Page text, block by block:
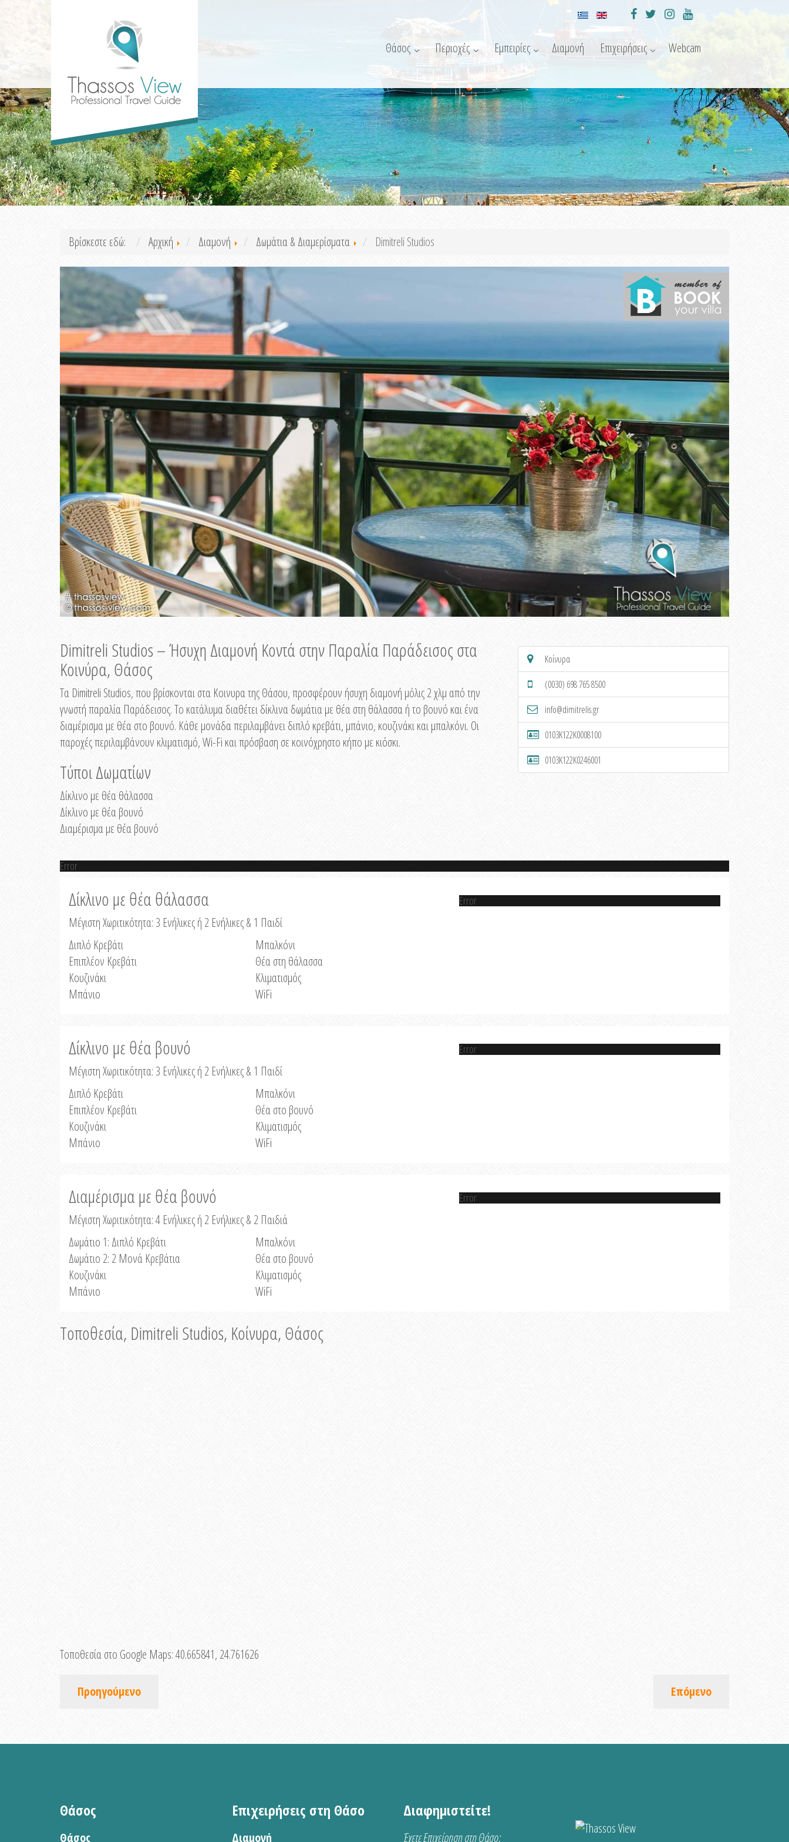
Θάσος Περιοχές Εμπειρίες Διαμονή Επιχειρήσεις Webcam
Βρίσκεστε εδώ: Αρχική Διαμονή Δωμάτια & Διαμερίσματα Dimitreli Studios
Dimitreli Studios – Ήσυχη Διαμονή Κοντά στην Παραλία Παράδεισος στα
Κοινύρα, Θάσος
Τα Dimitreli Studios, που βρίσκονται στα Κοινυρα της Θάσου, προσφέρουν ήσυχη διαμονή μόλις 2 χλμ από την
γνωστή παραλία Παράδεισος. Το κατάλυμα διαθέτει δίκλινα δωμάτια με θέα στη θάλασσα ή το βουνό και ένα
διαμέρισμα με θέα στο βουνό. Κάθε μονάδα περιλαμβάνει διπλό κρεβάτι, μπάνιο, κουζινάκι και μπαλκόνι. Οι
παροχές περιλαμβάνουν κλιματισμό, Wi-Fi και πρόσβαση σε κοινόχρηστο κήπο με κιόσκι.
Τύποι Δωματίων
Δίκλινο με θέα θάλασσα
Δίκλινο με θέα βουνό
Διαμέρισμα με θέα βουνό
Κοίνυρα
(0030) 698 765 8500
info@dimitrelis.gr
0103K122K0008100
0103K122K0246001
Error
Δίκλινο με θέα θάλασσα
Μέγιστη Χωριτικότητα: 3 Ενήλικες ή 2 Ενήλικες & 1 Παιδί
Διπλό Κρεβάτι
Επιπλέον Κρεβάτι
Κουζινάκι
Μπάνιο
Μπαλκόνι
Θέα στη θάλασσα
Κλιματισμός
WiFi
Error
Δίκλινο με θέα βουνό
Μέγιστη Χωριτικότητα: 3 Ενήλικες ή 2 Ενήλικες & 1 Παιδί
Διπλό Κρεβάτι
Επιπλέον Κρεβάτι
Κουζινάκι
Μπάνιο
Μπαλκόνι
Θέα στο βουνό
Κλιματισμός
WiFi
Error
Διαμέρισμα με θέα βουνό
Μέγιστη Χωριτικότητα: 4 Ενήλικες ή 2 Ενήλικες & 2 Παιδιά
Δωμάτιο 1: Διπλό Κρεβάτι
Δωμάτιο 2: 2 Μονά Κρεβάτια
Κουζινάκι
Μπάνιο
Μπαλκόνι
Θέα στο βουνό
Κλιματισμός
WiFi
Error
Τοποθεσία, Dimitreli Studios, Κοίνυρα, Θάσος
Τοποθεσία στο Google Maps:40.665841, 24.761626
Προηγούμενο Επόμενο
Θάσος
Θάσος
Επιχειρήσεις στη Θάσο
Διαμονή
Διαφημιστείτε!
Έχετε Επιχείρηση στη Θάσο;